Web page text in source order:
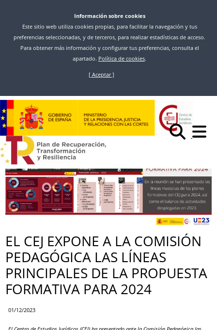
contenido
Información sobre cookies
Este sitio web utiliza cookies propias, para facilitar la navegación y tus
preferencias seleccionadas, y de terceros, para realizar estadísticas de acceso.
Para obtener más información y configurar tus preferencias, consulta el
apartado. Política de cookies.
[ Aceptar ]
EL CEJ EXPONE A LA COMISIÓN PEDAGÓGICA LAS LÍNEAS PRINCIPALES
DE LA PROPUESTA FORMATIVA PARA 2024
EL CEJ EXPONE A LA COMISIÓN
PEDAGÓGICA LAS LÍNEAS
PRINCIPALES DE LA PROPUESTA
FORMATIVA PARA 2024
01/12/2023